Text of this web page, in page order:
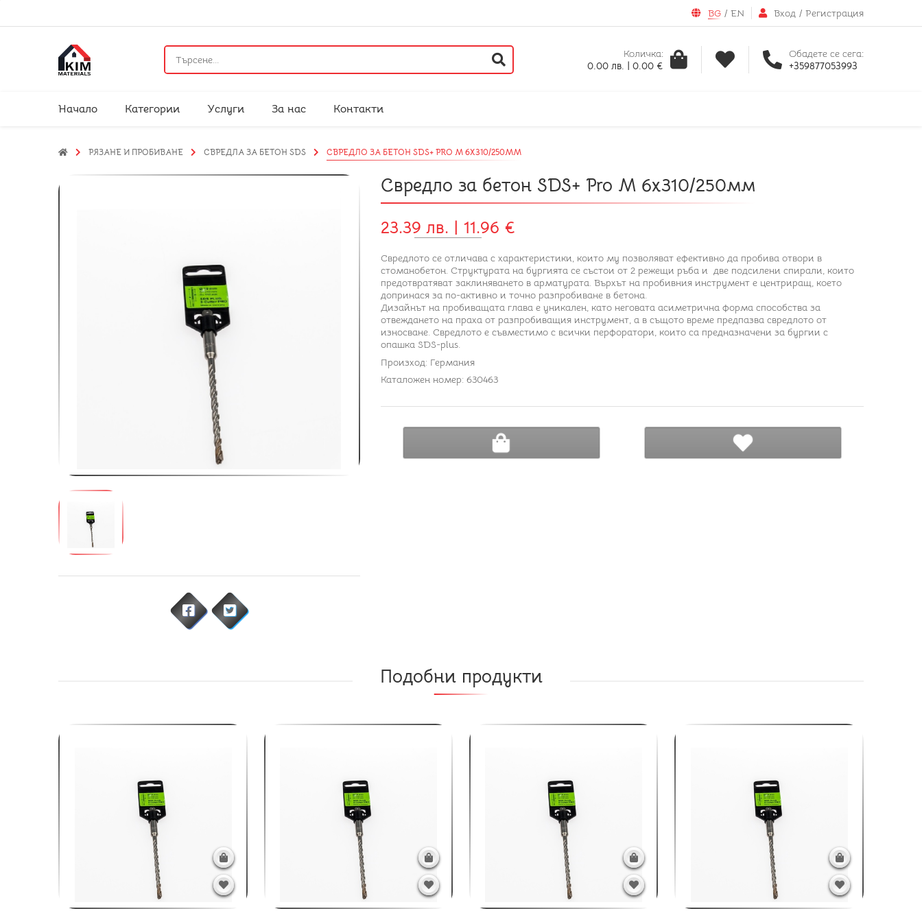
BG / EN Вход / Регистрация
Количка:
0.00 лв. | 0.00 €
Обадете се сега:
+359877053993
Начало Категории Услуги За нас Контакти
РЯЗАНЕ И ПРОБИВАНЕ СВРЕДЛА ЗА БЕТОН SDS СВРЕДЛО ЗА БЕТОН SDS+ PRO M 6X310/250ММ
Свредло за бетон SDS+ Pro M 6x310/250мм
23.39 лв. | 11.96 €
Свредлото се отличава с характеристики, които му позволяват ефективно да пробива отвори в
стоманобетон. Структурата на бургията се състои от 2 режещи ръба и две подсилени спирали, които
предотвратяват заклиняването в арматурата. Върхът на пробивния инструмент е центриращ, което
допринася за по-активно и точно разпробиване в бетона.
Дизайнът на пробиващата глава е уникален, като неговата асиметрична форма способства за
отвеждането на праха от разпробиващия инструмент, а в същото време предпазва свредлото от
износване. Свредлото е съвместимо с всички перфоратори, които са предназначени за бургии с
опашка SDS-plus.
Произход: Германия
Каталожен номер: 630463
ДОБАВИ В КОЛИЧКА ДОБАВИ В ЛЮБИМИ
Подобни продукти